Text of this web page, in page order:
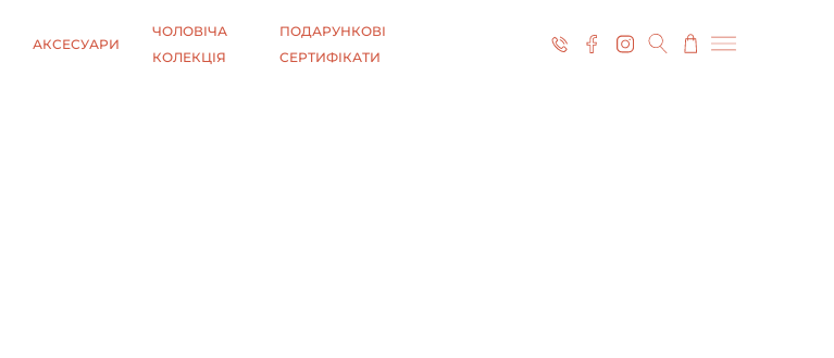
АКСЕСУАРИ
ЧОЛОВІЧА
КОЛЕКЦІЯ
ПОДАРУНКОВІ
СЕРТИФІКАТИ